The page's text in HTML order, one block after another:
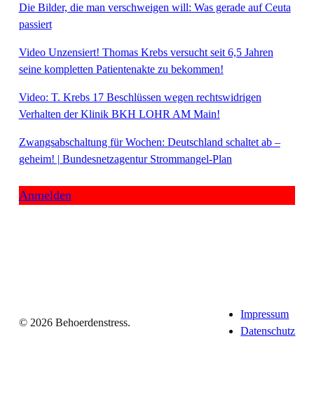
Die Bilder, die man verschweigen will: Was gerade auf Ceuta
passiert
Video Unzensiert! Thomas Krebs versucht seit 6,5 Jahren
seine kompletten Patientenakte zu bekommen!
Video: T. Krebs 17 Beschlüssen wegen rechtswidrigen
Verhalten der Klinik BKH LOHR AM Main!
Zwangsabschaltung für Wochen: Deutschland schaltet ab –
geheim! | Bundesnetzagentur Strommangel-Plan
Anmelden
© 2026 Behoerdenstress.
Impressum
Datenschutz